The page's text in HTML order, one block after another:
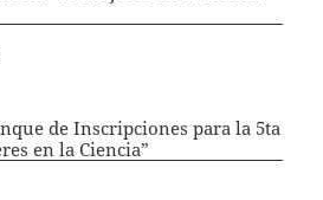
de Inscripciones para la 5ta
en la Ciencia”